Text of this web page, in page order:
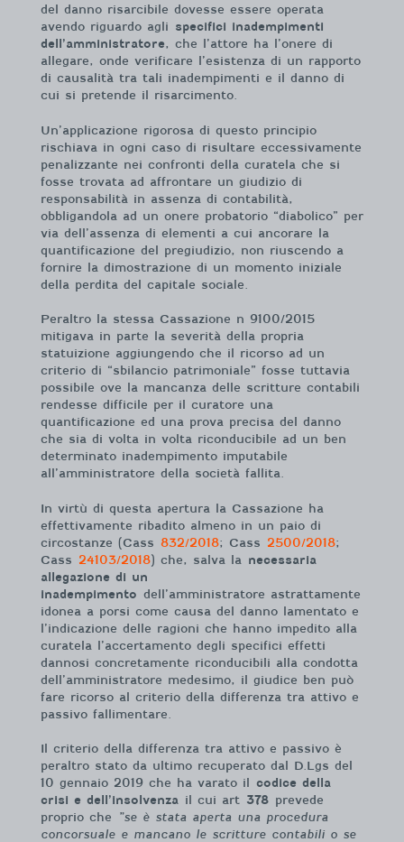
del danno risarcibile dovesse essere operata
avendo riguardo agli specifici inadempimenti
dell’amministratore, che l’attore ha l’onere di
allegare, onde verificare l’esistenza di un rapporto
di causalità tra tali inadempimenti e il danno di
cui si pretende il risarcimento.
Un’applicazione rigorosa di questo principio
rischiava in ogni caso di risultare eccessivamente
penalizzante nei confronti della curatela che si
fosse trovata ad affrontare un giudizio di
responsabilità in assenza di contabilità,
obbligandola ad un onere probatorio “diabolico” per
via dell’assenza di elementi a cui ancorare la
quantificazione del pregiudizio, non riuscendo a
fornire la dimostrazione di un momento iniziale
della perdita del capitale sociale.
Peraltro la stessa Cassazione n 9100/2015
mitigava in parte la severità della propria
statuizione aggiungendo che il ricorso ad un
criterio di “sbilancio patrimoniale” fosse tuttavia
possibile ove la mancanza delle scritture contabili
rendesse difficile per il curatore una
quantificazione ed una prova precisa del danno
che sia di volta in volta riconducibile ad un ben
determinato inadempimento imputabile
all’amministratore della società fallita.
In virtù di questa apertura la Cassazione ha
effettivamente ribadito almeno in un paio di
circostanze (Cass 832/2018; Cass 2500/2018;
Cass 24103/2018) che, salva la necessaria
allegazione di un
inadempimento dell’amministratore astrattamente
idonea a porsi come causa del danno lamentato e
l’indicazione delle ragioni che hanno impedito alla
curatela l’accertamento degli specifici effetti
dannosi concretamente riconducibili alla condotta
dell’amministratore medesimo, il giudice ben può
fare ricorso al criterio della differenza tra attivo e
passivo fallimentare.
Il criterio della differenza tra attivo e passivo è
peraltro stato da ultimo recuperato dal D.Lgs del
10 gennaio 2019 che ha varato il
codice della
crisi e dell’insolvenza il cui art 378 prevede
proprio che
”se è stata aperta una procedura
concorsuale e mancano le scritture contabili o se